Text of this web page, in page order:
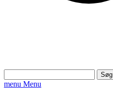
efter:
menu Menu